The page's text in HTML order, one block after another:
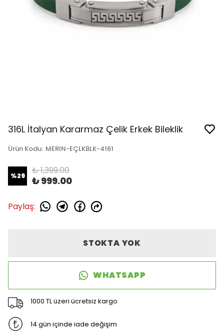
316L İtalyan Kararmaz Çelik Erkek Bileklik
Ürün Kodu: MERIN-EÇLKBLK-4161
%29 ₺ 1,399.00
₺ 999.00
Paylaş:
STOKTA YOK
WHATSAPP
1000 TL üzeri ücretsiz kargo
14 gün içinde iade değişim